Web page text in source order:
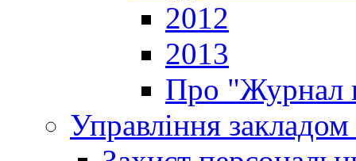
2012
2013
Про "Журнал
Управління